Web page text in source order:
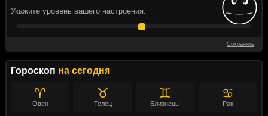
Укажите уровень вашего настроения:
Сохранить
Гороскоп на сегодня
♈
Овен
♉
Телец
♊
Близнецы
♋
Рак